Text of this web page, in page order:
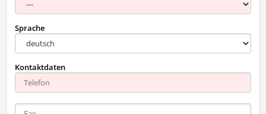
Sprache
Kontaktdaten